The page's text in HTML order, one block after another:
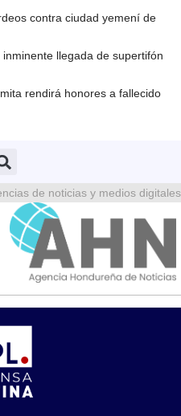
contra ciudad yemení de
llegada de supertifón
rendirá honores a fallecido
de noticias y medios digitales